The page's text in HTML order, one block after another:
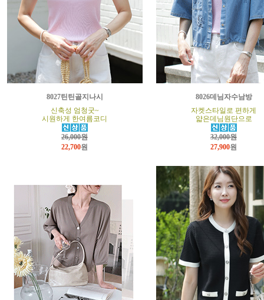
8027틴틴골지나시
신축성 엄청굿~
시원하게 한여름코디
26,000원
22,700원
8026데님자수남방
자켓스타일로 편하게
얇은데님원단으로
32,000원
27,900원